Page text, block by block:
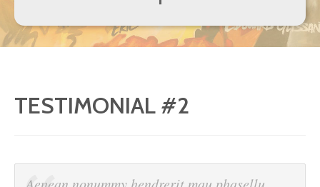
TESTIMONIAL #2